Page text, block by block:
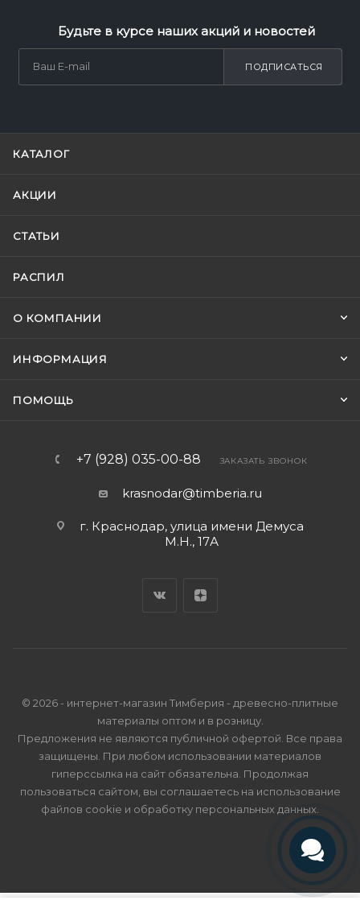
Будьте в курсе наших акций и новостей
ПОДПИСАТЬСЯ
КАТАЛОГ
АКЦИИ
СТАТЬИ
РАСПИЛ
О КОМПАНИИ
ИНФОРМАЦИЯ
ПОМОЩЬ
+7 (928) 035-00-88 ЗАКАЗАТЬ ЗВОНОК
krasnodar@timberia.ru
г. Краснодар, улица имени Демуса
М.Н., 17А
© 2026 - интернет-магазин Тимберия - древесно-плитные
материалы оптом и в розницу.
Предложения не являются публичной офертой. Все права
защищены. При любом использовании материалов
гиперссылка на сайт обязательна. Продолжая
пользоваться сайтом, вы соглашаетесь на использование
файлов cookie и обработку персональных данных